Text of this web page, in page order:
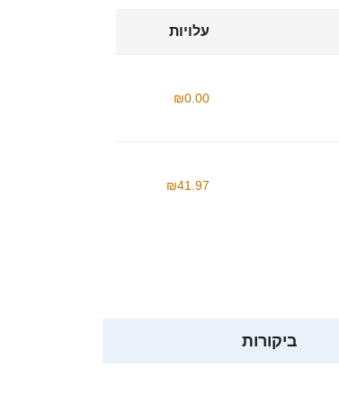
עלויות
₪0.00
₪41.97
ביקורות